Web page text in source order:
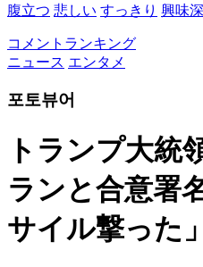
腹立つ 悲しい すっきり 興味
コメントランキング
ニュース エンタメ
포토뷰어
トランプ大統
ランと合意署
サイル撃った」